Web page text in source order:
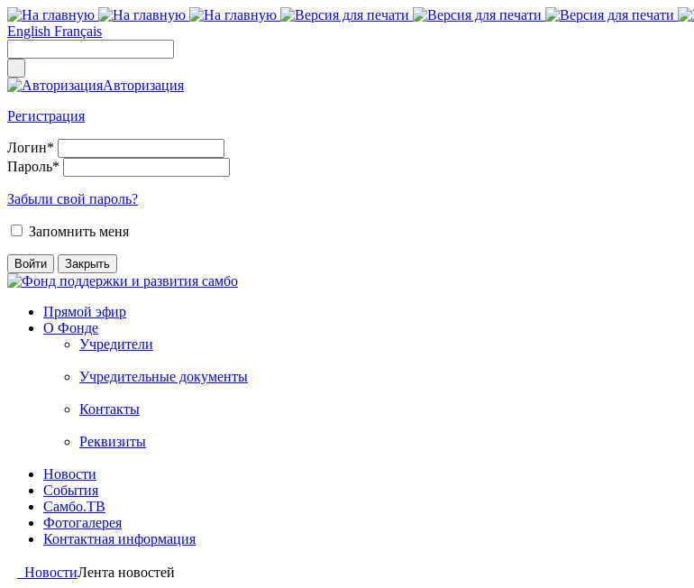
English Français
Авторизация
Регистрация
Логин*
Пароль*
Забыли свой пароль?
Запомнить меня
Прямой эфир
О Фонде
Учредители
Учредительные документы
Контакты
Реквизиты
Новости
События
Самбо.ТВ
Фотогалерея
Контактная информация
НовостиЛента новостей